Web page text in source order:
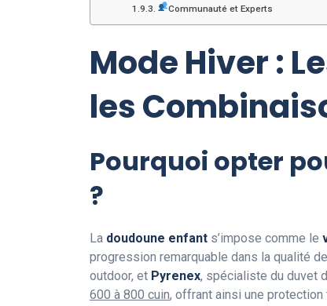
Communauté et Experts
Mode Hiver :
les
Pourquoi opter
?
La doudoune enfant s’impose comme le
progression remarquable dans la qualité
outdoor, et Pyrenex, spécialiste du duvet
600 à 800 cuin, offrant ainsi une